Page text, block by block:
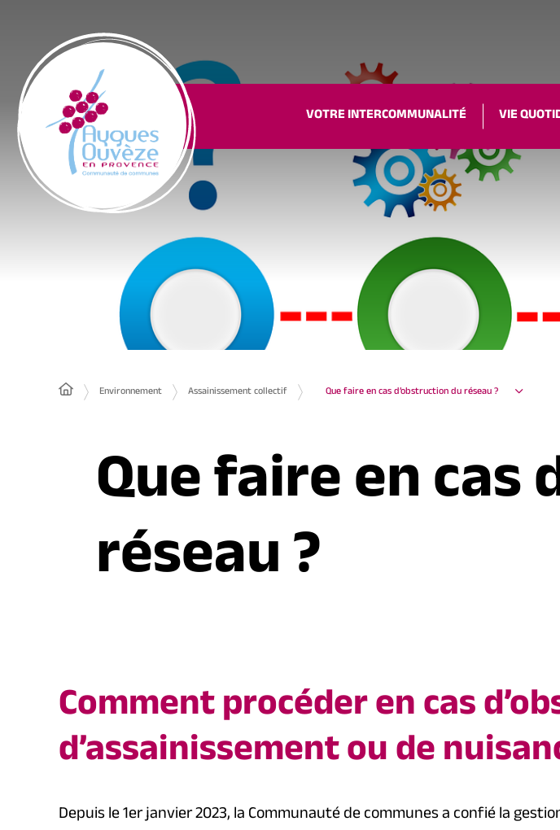
VOTRE INTERCOMMUNALITÉ VIE
Environnement Assainissement collectif Que faire en cas d’obstruction du réseau ?
Que faire en cas
réseau ?
Comment procéder en cas
d’assainissement ou de
Depuis le 1er janvier 2023, la Communauté de communes a confié la